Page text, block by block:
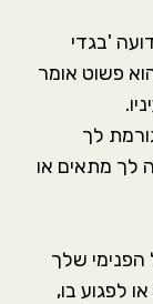
'בגדי
פשוט אומר
לך
לך מתאים או
שלך
לפגוע בו,